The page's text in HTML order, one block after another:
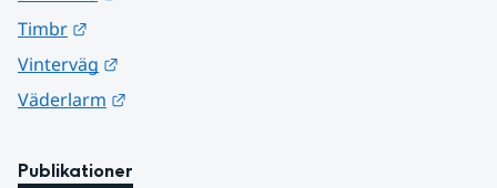
Timbr
Vinterväg
Väderlarm
Publikationer